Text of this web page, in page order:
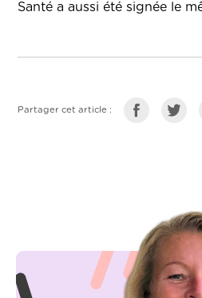
Santé a aussi été signée le
Partager cet article :